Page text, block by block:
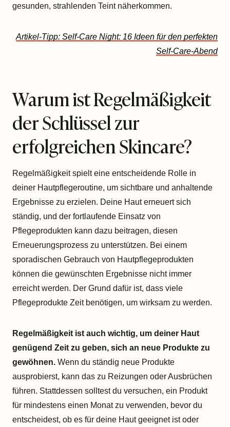
gesunden, strahlenden Teint näherkommen.
Artikel-Tipp: Self-Care Night: 16 Ideen für den perfekten
Self-Care-Abend
Warum ist Regelmäßigkeit
der Schlüssel zur
erfolgreichen Skincare?
Regelmäßigkeit spielt eine entscheidende Rolle in
deiner Hautpflegeroutine, um sichtbare und anhaltende
Ergebnisse zu erzielen. Deine Haut erneuert sich
ständig, und der fortlaufende Einsatz von
Pflegeprodukten kann dazu beitragen, diesen
Erneuerungsprozess zu unterstützen. Bei einem
sporadischen Gebrauch von Hautpflegeprodukten
können die gewünschten Ergebnisse nicht immer
erreicht werden. Der Grund dafür ist, dass viele
Pflegeprodukte Zeit benötigen, um wirksam zu werden.
Regelmäßigkeit ist auch wichtig, um deiner Haut
genügend Zeit zu geben, sich an neue Produkte zu
gewöhnen. Wenn du ständig neue Produkte
ausprobierst, kann das zu Reizungen oder Ausbrüchen
führen. Stattdessen solltest du versuchen, ein Produkt
für mindestens einen Monat zu verwenden, bevor du
entscheidest, ob es für deine Haut geeignet ist oder